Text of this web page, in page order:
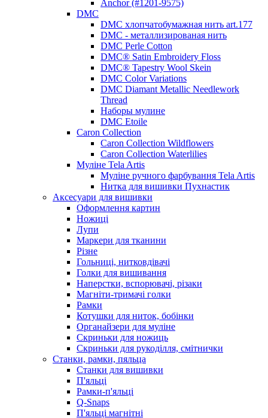
Anchor (#1201-9575)
DMC
DMC хлопчатобумажная нить art.177
DMC - металлизированая нить
DMC Perle Cotton
DMC® Satin Embroidery Floss
DMC® Tapestry Wool Skein
DMC Color Variations
DMC Diamant Metallic Needlework
Thread
Наборы мулине
DMC Etoile
Caron Collection
Caron Collection Wildflowers
Caron Collection Waterlilies
Муліне Tela Artis
Муліне ручного фарбування Tela Artis
Нитка для вишивки Пухнастик
Аксесуари для вишивки
Оформлення картин
Ножиці
Лупи
Маркери для тканини
Різне
Гольниці, нитковдівачі
Голки для вишивання
Наперстки, вспорювачі, різаки
Магніти-тримачі голки
Рамки
Котушки для ниток, бобінки
Органайзери для муліне
Скриньки для ножиць
Скриньки для рукоділля, смітнички
Станки, рамки, пяльца
Станки для вишивки
П'яльці
Рамки-п'яльці
Q-Snaps
П'яльці магнітні